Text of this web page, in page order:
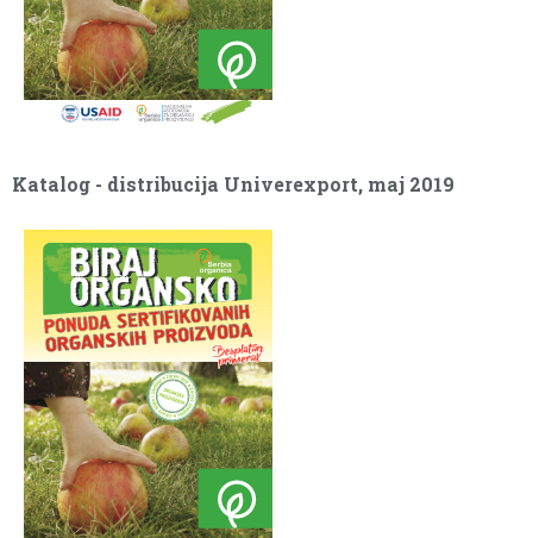
Katalog - distribucija Univerexport, maj 2019